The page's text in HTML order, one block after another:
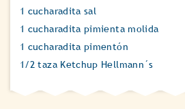
1 cucharadita sal
1 cucharadita pimienta molida
1 cucharadita pimentón
1/2 taza Ketchup Hellmann´s